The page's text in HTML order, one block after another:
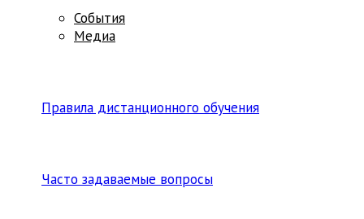
События
Медиа
Правила дистанционного обучения
Часто задаваемые вопросы